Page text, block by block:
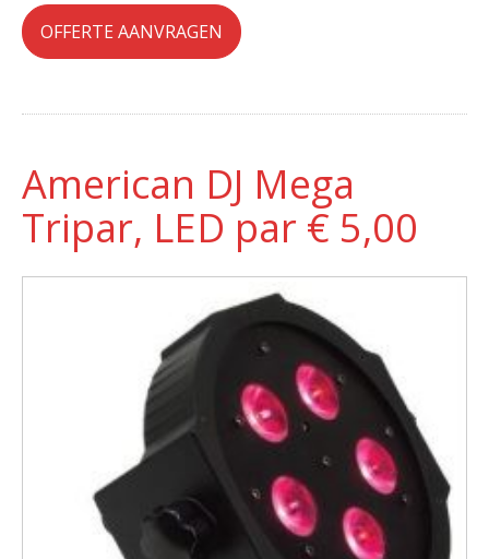
OFFERTE AANVRAGEN
American DJ Mega
Tripar, LED par € 5,00